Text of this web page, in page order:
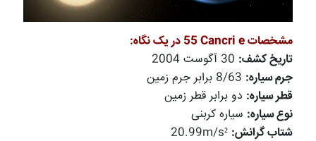
مشخصات55 Cancri e در یک نگاه:
تاریخ کشف:
جرم سیاره:
قطر سیاره: دو برابر قطر زمین
نوع سیاره: سیاره کربنی
شتاب گرانش: